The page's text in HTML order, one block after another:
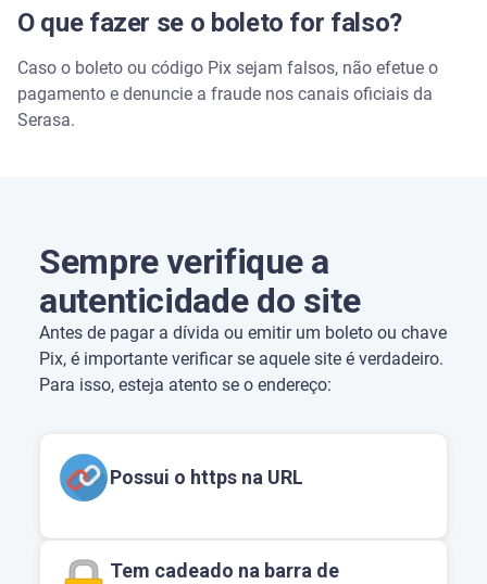
Vítima de fraude bancária: boletim de ocorrência
Três dicas para utilizar o pix saque e o pix troco
com segurança
O que fazer se o boleto for falso?
Caso o boleto ou código Pix sejam falsos, não efetue o
pagamento e denuncie a fraude nos canais oficiais da
Serasa.
Sempre verifique a
autenticidade do site
Antes de pagar a dívida ou emitir um boleto ou chave
Pix, é importante verificar se aquele site é verdadeiro.
Para isso, esteja atento se o endereço:
Possui o https na URL
Tem cadeado na barra de